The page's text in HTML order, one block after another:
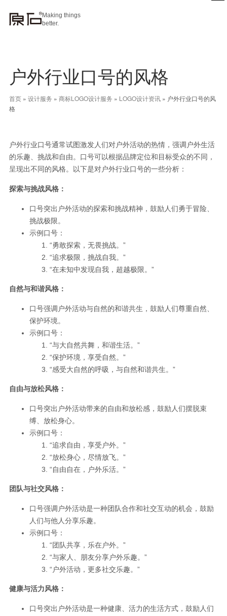
Making things
better.
户外行业口号的风格
首页 » 设计服务 » 商标LOGO设计服务 » LOGO设计资讯 » 户外行业口号的风
格
户外行业口号通常试图激发人们对户外活动的热情，强调户外生活
的乐趣、挑战和自由。口号可以根据品牌定位和目标受众的不同，
呈现出不同的风格。以下是对户外行业口号的一些分析：
探索与挑战风格：
口号突出户外活动的探索和挑战精神，鼓励人们勇于冒险、
挑战极限。
示例口号：
“勇敢探索，无畏挑战。”
“追求极限，挑战自我。”
“在未知中发现自我，超越极限。”
自然与和谐风格：
口号强调户外活动与自然的和谐共生，鼓励人们尊重自然、
保护环境。
示例口号：
“与大自然共舞，和谐生活。”
“保护环境，享受自然。”
“感受大自然的呼吸，与自然和谐共生。”
自由与放松风格：
口号突出户外活动带来的自由和放松感，鼓励人们摆脱束
缚、放松身心。
示例口号：
“追求自由，享受户外。”
“放松身心，尽情放飞。”
“自由自在，户外乐活。”
团队与社交风格：
口号强调户外活动是一种团队合作和社交互动的机会，鼓励
人们与他人分享乐趣。
示例口号：
“团队共享，乐在户外。”
“与家人、朋友分享户外乐趣。”
“户外活动，更多社交乐趣。”
健康与活力风格：
口号突出户外活动是一种健康、活力的生活方式，鼓励人们